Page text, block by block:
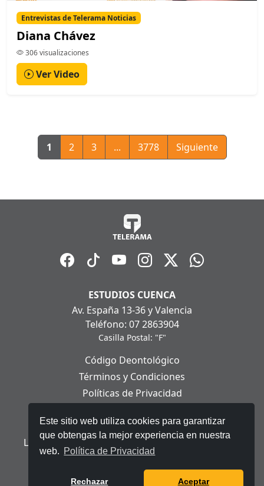
Este sitio web utiliza cookies para garantizar
que obtengas la mejor experiencia en nuestra
web. Política de Privacidad
Rechazar Aceptar
Entrevistas de Telerama Noticias
Diana Chávez
306 visualizaciones
Ver Video
1 2 3 ... 3778 Siguiente
ESTUDIOS CUENCA
Av. España 13-36 y Valencia
Teléfono: 07 2863904
Casilla Postal: "F"
Código Deontológico
Términos y Condiciones
Políticas de Privacidad
Aviso Legal
Ley Orgánica de Protección de Datos Personales
© 2025 Telerama - Todos los derechos reservados.